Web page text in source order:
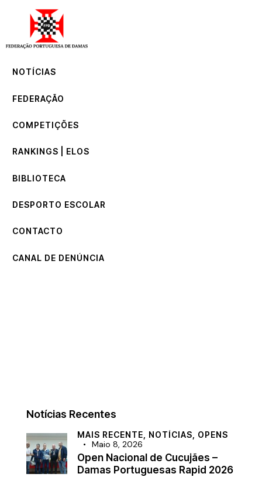
NOTÍCIAS
FEDERAÇÃO
COMPETIÇÕES
RANKINGS | ELOS
BIBLIOTECA
DESPORTO ESCOLAR
CONTACTO
CANAL DE DENÚNCIA
Notícias Recentes
MAIS RECENTE, NOTÍCIAS, OPENS
Maio 8, 2026
Open Nacional de Cucujães –
Damas Portuguesas Rapid 2026